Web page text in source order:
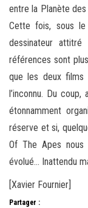
entre la Planète
Cette fois, sous
dessinateur
références sont
que les deux films
l’inconnu. Du
étonnamment
réserve et si,
Of The Apes
évolué… Inattendu
[Xavier Fournier]
Partager :